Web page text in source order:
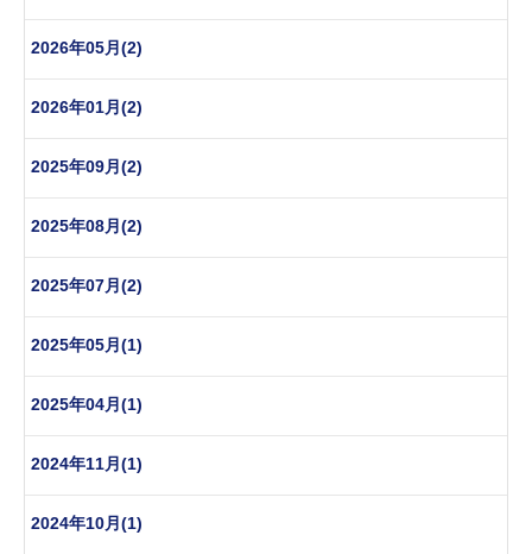
2026年05月(2)
2026年01月(2)
2025年09月(2)
2025年08月(2)
2025年07月(2)
2025年05月(1)
2025年04月(1)
2024年11月(1)
2024年10月(1)